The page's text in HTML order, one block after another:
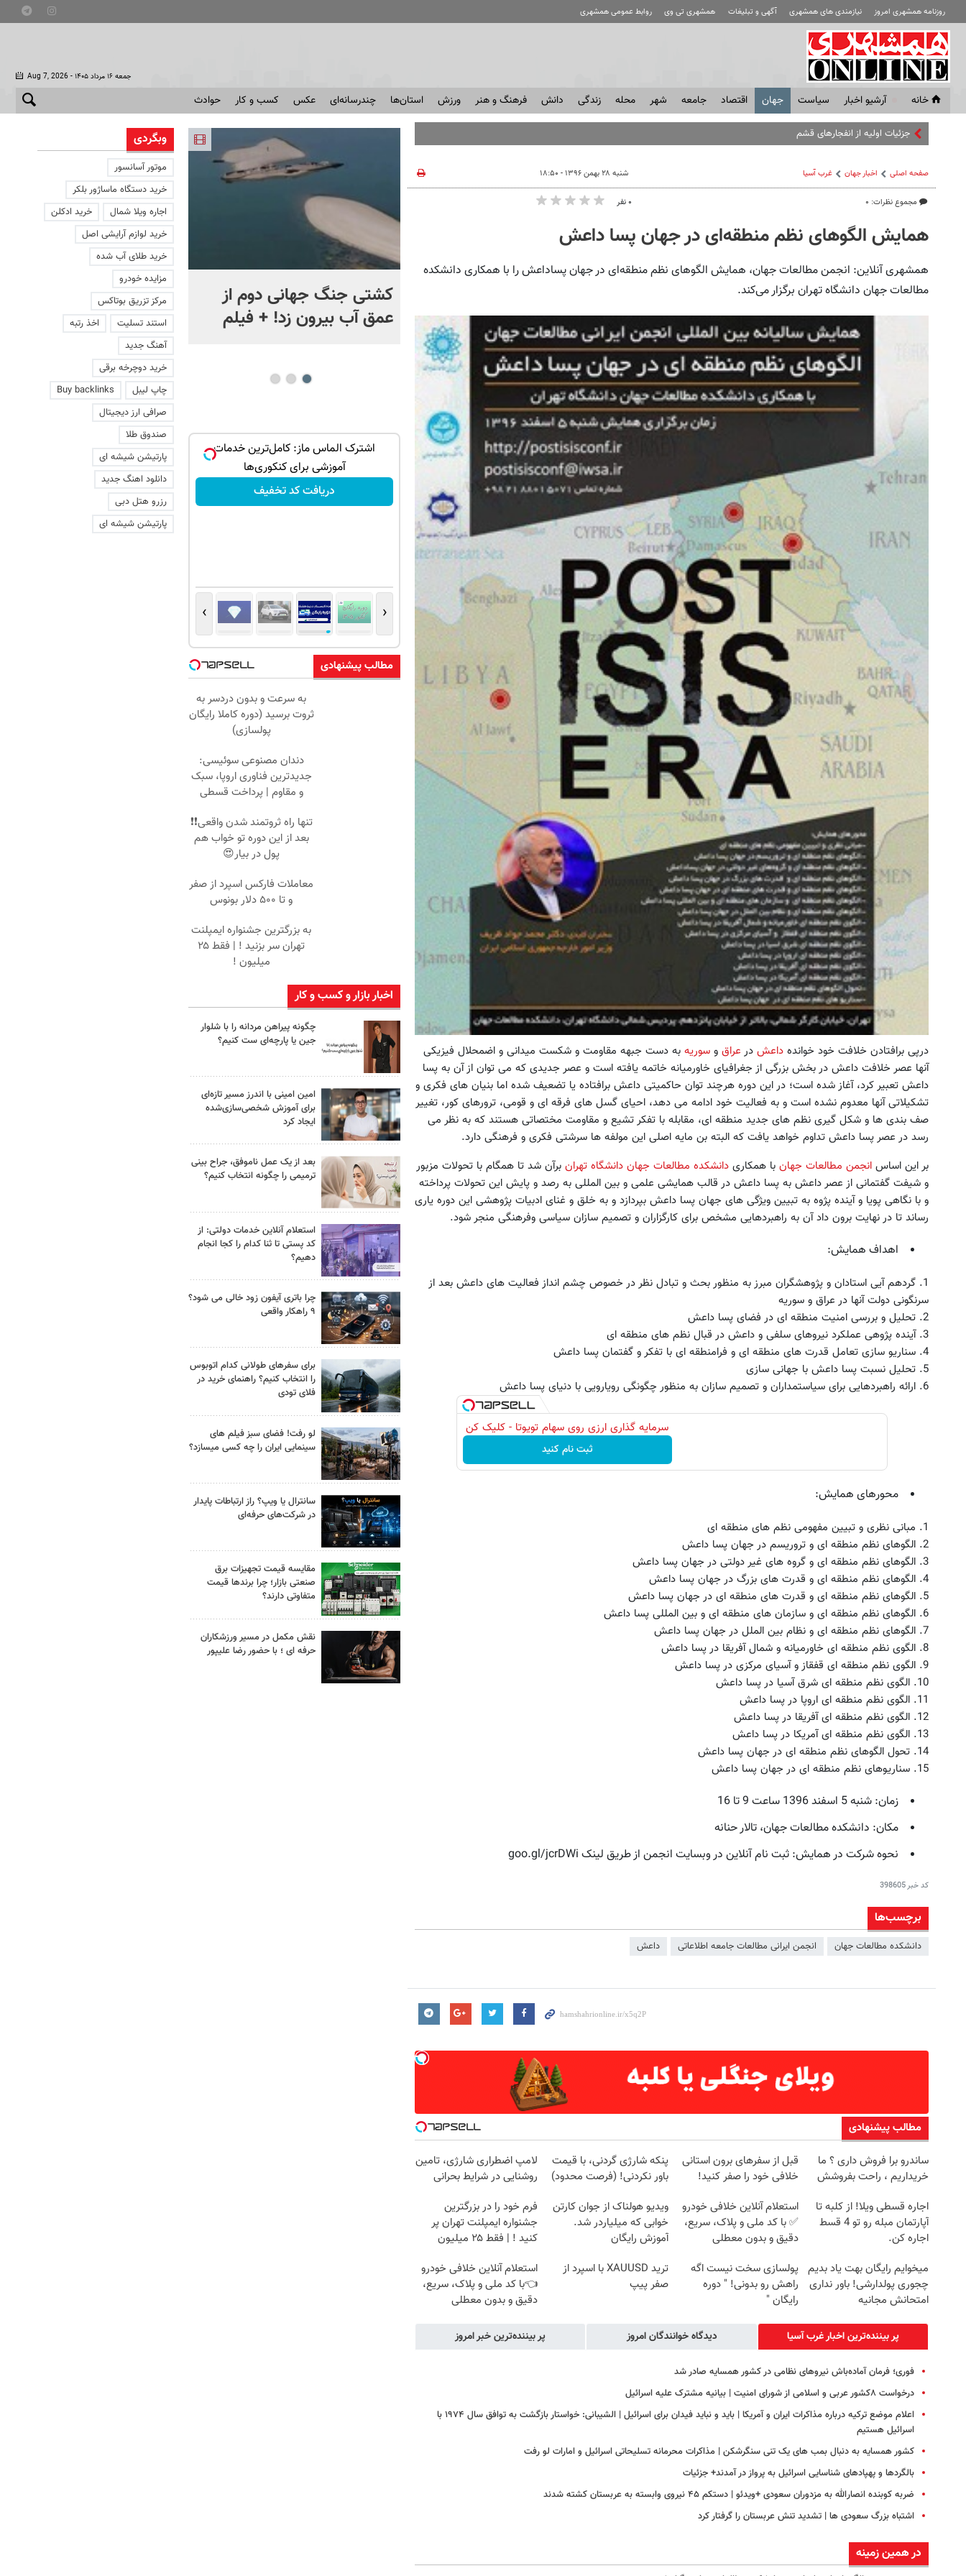
روزنامه همشهری امروز نیازمندی های همشهری آگهی و تبلیغات همشهری تی وی روابط عمومی همشهری
Aug 7, 2026 - جمعه ۱۶ مرداد ۱۴۰۵
خانه آرشیو اخبار سياست جهان اقتصاد جامعه شهر محله زندگی دانش فرهنگ و هنر ورزش استان‌ها چندرسانه‌ای عکس کسب و کار حوادث
صفحه اصلی اخبار جهان غرب آسیا
مجموع نظرات: ۰
شنبه ۲۸ بهمن ۱۳۹۶ - ۱۸:۵۰
۰ نفر
همایش الگوهای نظم منطقه‌ای در جهان پسا داعش
همشهری آنلاین: انجمن مطالعات جهان، همایش الگوهای نظم منطقه‌ای در جهان پساداعش را با همکاری دانشکده
مطالعات جهان دانشگاه تهران برگزار می‌کند.
درپی برافتادن خلافت خود خوانده داعش در عراق و سوریه به دست جبهه مقاومت و شکست میدانی و اضمحلال فیزیکی
آنها عصر خلافت داعش در بخش بزرگی از جغرافیای خاورمیانه خاتمه یافته است و عصر جدیدی که می توان از آن به پسا
داعش تعبیر کرد، آغاز شده است؛ در این دوره هرچند توان حاکمیتی داعش برافتاده یا تضعیف شده اما بنیان های فکری و
تشکیلاتی آنها معدوم نشده است و به فعالیت خود ادامه می دهد، احیای گسل های فرقه ای و قومی، ترورهای کور، تغییر
صف بندی ها و شکل گیری نظم های جدید منطقه ای، مقابله با تفکر تشیع و مقاومت مختصاتی هستند که به نظر می
رسد در عصر پسا داعش تداوم خواهد یافت که البته بن مایه اصلی این مولفه ها سرشتی فکری و فرهنگی دارد.
بر این اساس انجمن مطالعات جهان با همکاری دانشکده مطالعات جهان دانشگاه تهران برآن شد تا همگام با تحولات مزبور
و شیفت گفتمانی از عصر داعش به پسا داعش در قالب همایشی علمی و بین المللی به رصد و پایش این تحولات پرداخته
و با نگاهی پویا و آینده پژوه به تبیین ویژگی های جهان پسا داعش بپردازد و به خلق و غنای ادبیات پژوهشی این دوره یاری
رساند تا در نهایت برون داد آن به راهبردهایی مشخص برای کارگزاران و تصمیم سازان سیاسی وفرهنگی منجر شود.
اهداف همایش:
1. گردهم آیی استادان و پژوهشگران مبرز به منظور بحث و تبادل نظر در خصوص چشم انداز فعالیت های داعش بعد از
سرنگونی دولت آنها در عراق و سوریه
2. تحلیل و بررسی امنیت منطقه ای در فضای پسا داعش
3. آینده پژوهی عملکرد نیروهای سلفی و داعش در قبال نظم های منطقه ای
4. سناریو سازی تعامل قدرت های منطقه ای و فرامنطقه ای با تفکر و گفتمان پسا داعش
5. تحلیل نسبت پسا داعش با جهانی سازی
6. ارائه راهبردهایی برای سیاستمداران و تصمیم سازان به منظور چگونگی رویارویی با دنیای پسا داعش
سرمایه گذاری ارزی روی سهام تویوتا - کلیک کن
ثبت نام کنید
محورهای همایش:
1. مبانی نظری و تبیین مفهومی نظم های منطقه ای
2. الگوهای نظم منطقه ای و تروریسم در جهان پسا داعش
3. الگوهای نظم منطقه ای و گروه های غیر دولتی در جهان پسا داعش
4. الگوهای نظم منطقه ای و قدرت های بزرگ در جهان پسا داعش
5. الگوهای نظم منطقه ای و قدرت های منطقه ای در جهان پسا داعش
6. الگوهای نظم منطقه ای و سازمان های منطقه ای و بین المللی پسا داعش
7. الگوهای نظم منطقه ای و نظام بین الملل در جهان پسا داعش
8. الگوی نظم منطقه ای خاورمیانه و شمال آفریقا در پسا داعش
9. الگوی نظم منطقه ای قفقاز و آسیای مرکزی در پسا داعش
10. الگوی نظم منطقه ای شرق آسیا در پسا داعش
11. الگوی نظم منطقه ای اروپا در پسا داعش
12. الگوی نظم منطقه ای آفریقا در پسا داعش
13. الگوی نظم منطقه ای آمریکا در پسا داعش
14. تحول الگوهای نظم منطقه ای در جهان پسا داعش
15. سناریوهای نظم منطقه ای در جهان پسا داعش
زمان: شنبه 5 اسفند 1396 ساعت 9 تا 16
مکان: دانشکده مطالعات جهان، تالار حنانه
نحوه شرکت در همایش: ثبت نام آنلاین در وبسایت انجمن از طریق لینک goo.gl/jcrDWi
کد خبر398605
برچسب‌ها
دانشکده مطالعات جهان انجمن ‌ایرانی ‌مطالعات‌ جامعه‌ اطلاعاتی داعش
مطالب پیشنهادی
ساندرو برا فروش داری ؟ ما
خریداریم ، راحت بفروشش
قبل از سفرهای برون استانی
خلافی خود را صفر کنید!
پنکه شارژی گردنی، با قیمت
باور نکردنی! (فرصت محدود)
لامپ اضطراری شارژی، تامین
روشنایی در شرایط بحرانی
اجاره‌ قسطی ویلا! از کلبه تا
آپارتمان مبله رو تو 4 قسط
اجاره کن.
استعلام آنلاین خلافی خودرو
✅ با کد ملی و پلاک، سریع،
دقیق و بدون معطلی
ویدیو هولناک از جوان کارتن
خوابی که میلیاردر شد.
آموزش رایگان
فرم خود را در بزرگترین
جشنواره ایمپلنت تهران پر
کنید ! | فقط ۲۵ میلیون
میخوایم رایگان بهت یاد بدیم
چجوری پولدارشی! باور نداری
امتحانش مجانیه
پولسازی سخت نیست اگه
راهش رو بدونی! " دوره
رایگان "
ترید XAUUSD با اسپرد از
صفر پیپ
استعلام آنلاین خلافی خودرو
👈با کد ملی و پلاک، سریع،
دقیق و بدون معطلی
پر بیننده‌ترین اخبار غرب آسیا دیدگاه خوانندگان امروز پر بیننده‌ترین خبر امروز
فوری؛ فرمان آماده‌باش نیروهای نظامی در کشور همسایه صادر شد
درخواست ۸کشور عربی و اسلامی از شورای امنیت | بیانیه مشترک علیه اسرائیل
اعلام موضع ترکیه درباره مذاکرات ایران و آمریکا | باید و نباید فیدان برای اسرائیل | الشیبانی: خواستار بازگشت به توافق سال ۱۹۷۴ با
اسرائیل هستیم
کشور همسایه به دنبال بمب های یک تنی سنگرشکن | مذاکرات محرمانه تسلیحاتی اسرائیل و امارات لو رفت
بالگردها و پهپادهای شناسایی اسرائیل به پرواز در آمدند+ جزئیات
ضربه کوبنده انصارالله به مزدوران سعودی +ویدئو | دستکم ۴۵ نیروی وابسته به عربستان کشته شدند
اشتباه بزرگ سعودی ها | تشدید تنش عربستان را گرفتار کرد
در همین زمینه
خارج شد...
کشتی‌ جنگ جهانی دوم از
عمق آب بیرون زد! + فیلم
افشای اطلاعات برای ترور
بارون ترامپ | ماجرای قرار
عاشقانه با یک زن
🚀 می‌خوای مثل رتبه برترا بدرخشی؟
جمع‌بندی تابستون رایگان ماز 📚
دریافت پکیج
🚀 رایگان جمع‌بندی کن، حرفه‌ای نتیجه بگیر
دریافت کد تخفیف
جک s5 داری برای فروش؟ با کارنامه به
بهترین قیمت بفروش!
ثبت درخواست
اشترک الماس ماز: کامل‌ترین خدمات
آموزشی برای کنکوری‌ها
دریافت کد تخفیف
‹
›
مطالب پیشنهادی
به سرعت و بدون دردسر به
ثروت برسید (دوره کاملا رایگان
پولسازی)
دندان مصنوعی سوئیسی:
جدیدترین فناوری اروپا، سبک
و مقاوم | پرداخت قسطی
تنها راه ثروتمند شدن واقعی❗❗
بعد از این دوره تو خواب هم
پول در بیار😍
معاملات فارکس اسپرد از صفر
و تا ۵۰۰ دلار بونوس
به بزرگترین جشنواره ایمپلنت
تهران سر بزنید ! | فقط ۲۵
میلیون !
اخبار بازار و کسب و کار
چگونه پیراهن مردانه را با شلوار
جین یا پارچه‌ای ست کنیم؟
امین امینی با اندرز مسیر تازه‌ای
برای آموزش شخصی‌سازی‌شده
ایجاد کرد
بعد از یک عمل ناموفق، جراح بینی
ترمیمی را چگونه انتخاب کنیم؟
استعلام آنلاین خدمات دولتی: از
کد پستی تا ثنا کدام را کجا انجام
دهیم؟
چرا باتری آیفون زود خالی می شود؟
۹ راهکار واقعی
برای سفرهای طولانی کدام اتوبوس
را انتخاب کنیم؟ راهنمای خرید در
فلای تودی
لو رفت! فضای سبز فیلم های
سینمایی ایران را چه کسی میسازد؟
سانترال یا ویپ؟ راز ارتباطات پایدار
در شرکت‌های حرفه‌ای
مقایسه قیمت تجهیزات برق
صنعتی بازار؛ چرا برندها قیمت
متفاوتی دارند؟
نقش مکمل در مسیر ورزشکاران
حرفه ای ؛ با حضور رضا علیپور
وبگردی
موتور آسانسور
خرید دستگاه ماساژور بلکر
اجاره ویلا شمال
خرید ادکلن
خرید لوازم آرایشی اصل
خرید طلای آب شده
مزایده خودرو
مرکز تزریق بوتاکس
استند تسلیت
اخذ رتبه
آهنگ جدید
خرید دوچرخه برقی
چاپ لیبل
Buy backlinks
صرافی ارز دیجیتال
صندوق طلا
پارتیشن شیشه ای
دانلود اهنگ جدید
رزرو هتل دبی
پارتیشن شیشه ای